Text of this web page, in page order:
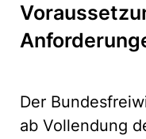
Der
ab Vollendung